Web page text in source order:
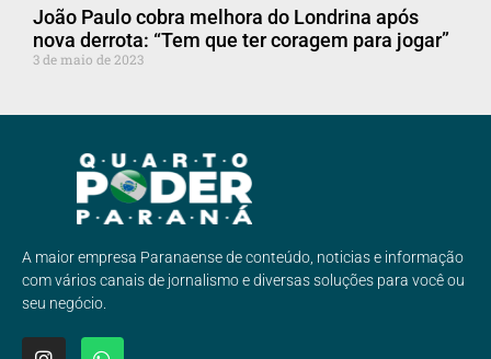
João Paulo cobra melhora do Londrina após
nova derrota: “Tem que ter coragem para jogar”
3 de maio de 2023
A maior empresa Paranaense de conteúdo, noticias e informação
com vários canais de jornalismo e diversas soluções para você ou
seu negócio.